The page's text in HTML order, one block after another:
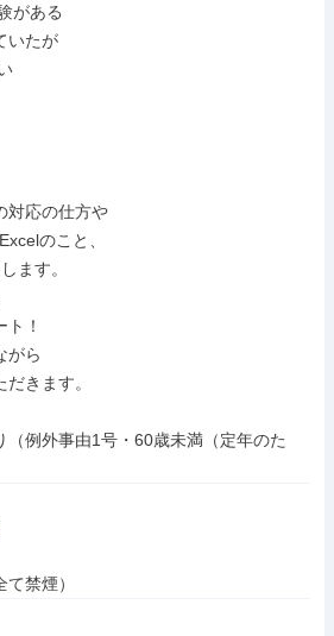
いたが
対応の仕方や
のこと、
ます。
！
がら
きます。
（例外事由1号・60歳未満（定年のた
禁煙）